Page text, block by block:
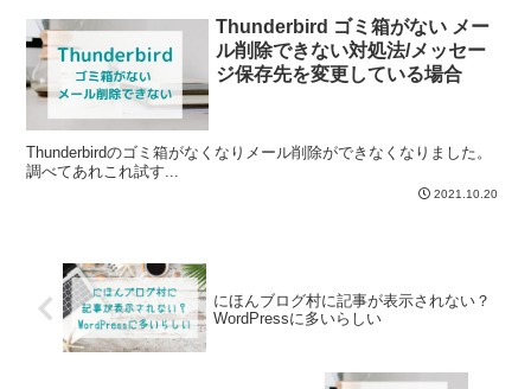
Thunderbird ゴミ箱がない メー
ル削除できない対処法/メッセー
ジ保存先を変更している場合
Thunderbirdのゴミ箱がなくなりメール削除ができなくなりました。
調べてあれこれ試す...
2021.10.20
にほんブログ村に記事が表示されない？
WordPressに多いらしい